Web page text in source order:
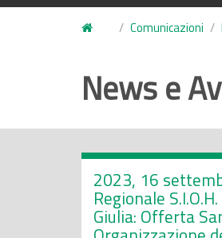
i
Comunicazioni
News e
2023, 16
Regionale
Giulia: Offerta